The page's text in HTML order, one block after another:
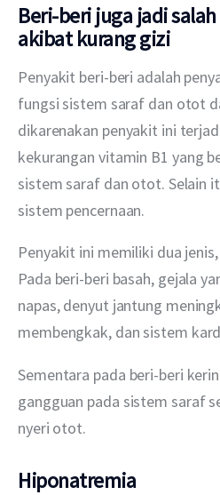
Beri-berijuga jadi
akibat kurang gizi
Penyakit beri-beri adalah
fungsi sistem saraf dan otot
dikarenakan penyakit ini
kekurangan vitamin B1 yang
sistem saraf dan otot. Selain
sistem pencernaan.
Penyakit ini memiliki dua
Pada beri-beri basah, gejala
napas, denyut jantung
membengkak, dan sistem
Sementara pada beri-beri
gangguan pada sistem saraf
nyeri otot.
Hiponatremia